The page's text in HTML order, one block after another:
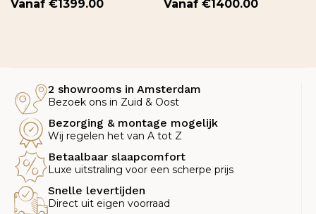
€1399.00 €1400.00
2 showrooms in Amsterdam
Bezoek ons in Zuid & Oost
Bezorging & montage mogelijk
Wij regelen het van A tot Z
Betaalbaar slaapcomfort
Luxe uitstraling voor een scherpe prijs
Snelle levertijden
Direct uit eigen voorraad